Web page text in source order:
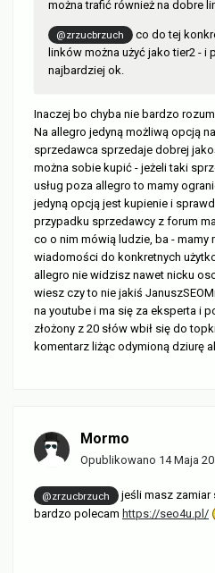
można trafić również na dobre
@zrzucbrzuch
co do tej
linków można użyć jako tier2 - i
najbardziej ok.
Inaczej bo chyba nie bardzo
Na allegro jedyną możliwą opcją
sprzedawca sprzedaje dobrej
można sobie kupić - jeżeli taki
usług poza allegro to mamy
jedyną opcją jest kupienie i
przypadku sprzedawcy z forum
co o nim mówią ludzie, ba - mamy
wiadomości do konkretnych
allegro nie widzisz nawet nicku
wiesz czy to nie jakiś
na youtube i ma się za eksperta i
złożony z 20 słów wbił się do
komentarz liżąc odymioną dziurę
Mormo
Opublikowano 14 Maja
@zrzucbrzuch
jeśli masz zamiar
bardzo polecam https://seo4u.pl/